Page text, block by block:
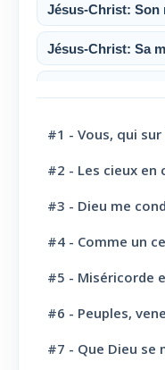
Jésus-Christ: Son
Jésus-Christ: Sa
Jésus-Christ: Son
Jésus-Christ: Son
Le Saint-Esprit
La Parole de Dieu,
L' Eglise:
L' Eglise:
#1 - Vous, qui
#2 - Les cieux en
#3 - Dieu me
#4 - Comme un
#5 - Miséricorde
#6 - Peuples,
#7 - Que Dieu se